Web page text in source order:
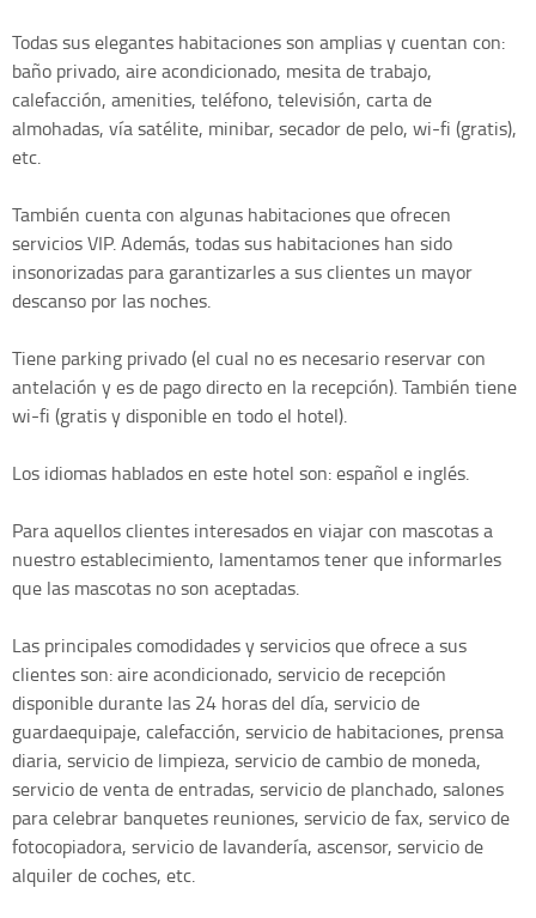
Todas sus elegantes habitaciones son amplias y cuentan con:
baño privado, aire acondicionado, mesita de trabajo,
calefacción, amenities, teléfono, televisión, carta de
almohadas, vía satélite, minibar, secador de pelo, wi-fi (gratis),
etc.
También cuenta con algunas habitaciones que ofrecen
servicios VIP. Además, todas sus habitaciones han sido
insonorizadas para garantizarles a sus clientes un mayor
descanso por las noches.
Tiene parking privado (el cual no es necesario reservar con
antelación y es de pago directo en la recepción). También tiene
wi-fi (gratis y disponible en todo el hotel).
Los idiomas hablados en este hotel son: español e inglés.
Para aquellos clientes interesados en viajar con mascotas a
nuestro establecimiento, lamentamos tener que informarles
que las mascotas no son aceptadas.
Las principales comodidades y servicios que ofrece a sus
clientes son: aire acondicionado, servicio de recepción
disponible durante las 24 horas del día, servicio de
guardaequipaje, calefacción, servicio de habitaciones, prensa
diaria, servicio de limpieza, servicio de cambio de moneda,
servicio de venta de entradas, servicio de planchado, salones
para celebrar banquetes reuniones, servicio de fax, servico de
fotocopiadora, servicio de lavandería, ascensor, servicio de
alquiler de coches, etc.